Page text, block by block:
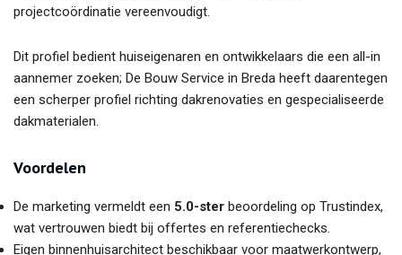
projectcoördinatie vereenvoudigt.
Dit profiel bedient huiseigenaren en ontwikkelaars die een all-in
aannemer zoeken; De Bouw Service in Breda heeft daarentegen
een scherper profiel richting dakrenovaties en gespecialiseerde
dakmaterialen.
Voordelen
De marketing vermeldt een 5.0-ster beoordeling op Trustindex,
wat vertrouwen biedt bij offertes en referentiechecks.
Eigen binnenhuisarchitect beschikbaar voor maatwerkontwerp,